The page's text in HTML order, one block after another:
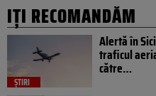
IȚI RECOMANDĂM
ȘTIRI
Alertă în
traficul
către…